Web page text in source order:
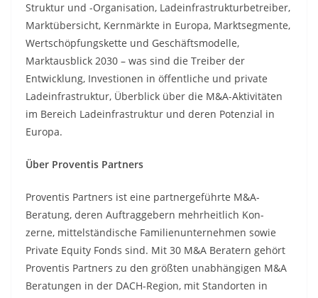
Struktur und -Organisation, Ladeinfrastrukturbetreiber,
Marktübersicht, Kernmärkte in Europa, Marktsegmente,
Wertschöpfungskette und Geschäftsmodelle,
Marktausblick 2030 – was sind die Treiber der
Entwicklung, Investionen in öffentliche und private
Ladeinfrastruktur, Überblick über die M&A-Aktivitäten
im Bereich Ladeinfrastruktur und deren Potenzial in
Europa.
Über Proventis Partners
Proventis Partners ist eine partnergeführte M&A-
Beratung, deren Auftraggebern mehrheitlich Kon-
zerne, mittelständische Familienunternehmen sowie
Private Equity Fonds sind. Mit 30 M&A Beratern gehört
Proventis Partners zu den größten unabhängigen M&A
Beratungen in der DACH-Region, mit Standorten in